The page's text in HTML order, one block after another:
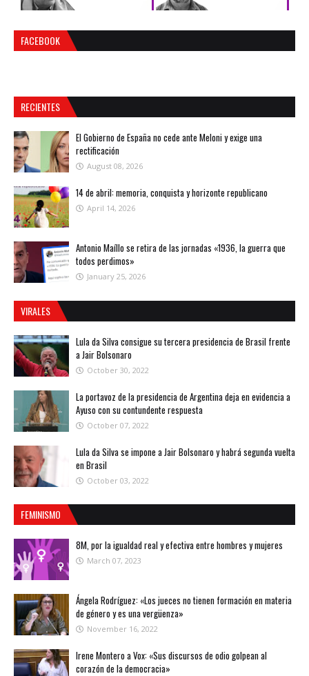
FACEBOOK
RECIENTES
El Gobierno de España no cede ante Meloni y exige una
rectificación
August 08, 2026
14 de abril: memoria, conquista y horizonte republicano
April 14, 2026
Antonio Maíllo se retira de las jornadas «1936, la guerra que
todos perdimos»
January 25, 2026
VIRALES
Lula da Silva consigue su tercera presidencia de Brasil frente
a Jair Bolsonaro
October 30, 2022
La portavoz de la presidencia de Argentina deja en evidencia a
Ayuso con su contundente respuesta
October 07, 2022
Lula da Silva se impone a Jair Bolsonaro y habrá segunda vuelta
en Brasil
October 03, 2022
FEMINISMO
8M, por la igualdad real y efectiva entre hombres y mujeres
March 07, 2023
Ángela Rodríguez: «Los jueces no tienen formación en materia
de género y es una vergüenza»
November 16, 2022
Irene Montero a Vox: «Sus discursos de odio golpean al
corazón de la democracia»